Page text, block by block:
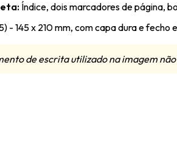
Índice, dois marcadores de página,
- 145 x 210 mm, com capa dura e fecho
de escrita utilizado na imagem